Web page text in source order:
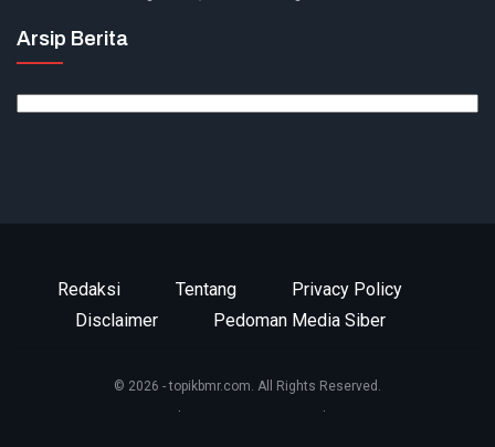
Arsip Berita
Redaksi Tentang
Privacy Policy
Disclaimer
Pedoman Media Siber
© 2026 - topikbmr.com. All Rights Reserved.